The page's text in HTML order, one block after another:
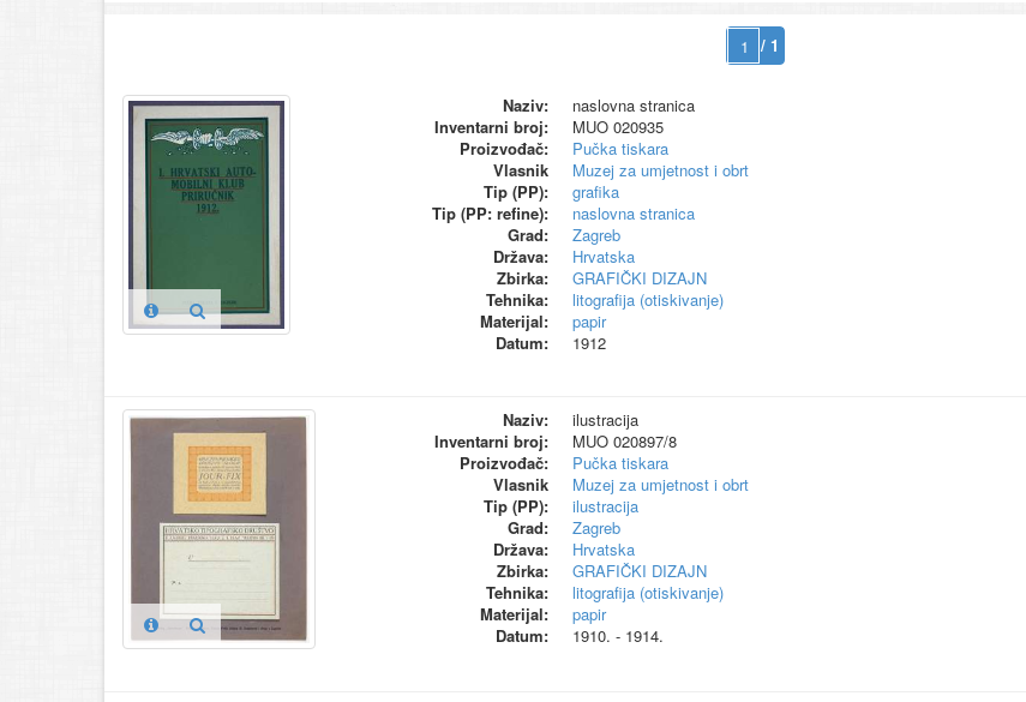
/ 1
Naziv:
naslovna stranica
Inventarni broj:
MUO 020935
Proizvođač:
Pučka tiskara
Vlasnik
Muzej za umjetnost i obrt
Tip (PP):
grafika
Tip (PP: refine):
naslovna stranica
Grad:
Zagreb
Država:
Hrvatska
Zbirka:
GRAFIČKI DIZAJN
Tehnika:
litografija (otiskivanje)
Materijal:
papir
Datum:
1912
Naziv:
ilustracija
Inventarni broj:
MUO 020897/8
Proizvođač:
Pučka tiskara
Vlasnik
Muzej za umjetnost i obrt
Tip (PP):
ilustracija
Grad:
Zagreb
Država:
Hrvatska
Zbirka:
GRAFIČKI DIZAJN
Tehnika:
litografija (otiskivanje)
Materijal:
papir
Datum:
1910. - 1914.